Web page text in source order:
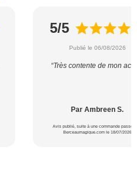
5/5
Publié le 06/08/2026
“Très contente de mon
Par Ambreen S.
Avis publié, suite à une commande passée
Berceaumagique.com le 18/07/2026